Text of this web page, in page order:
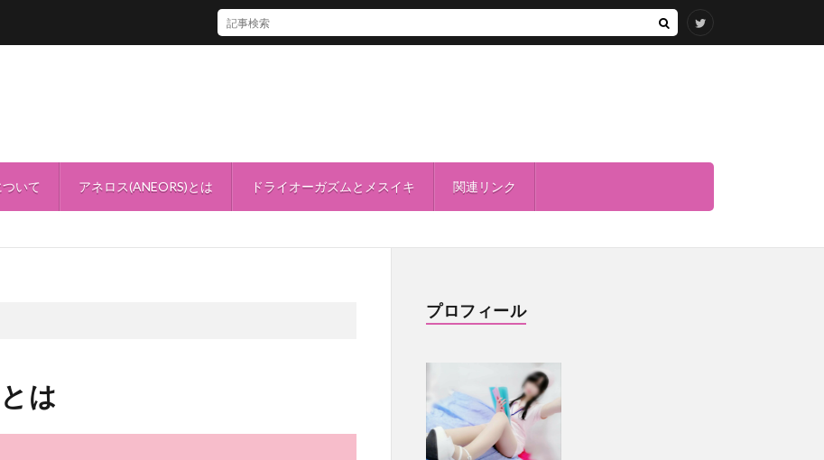
いて アネロス(ANEORS)とは ドライオーガズムとメスイキ 関連リンク
「アネロスバレンタインセール2024」開催！
は
プロフィール